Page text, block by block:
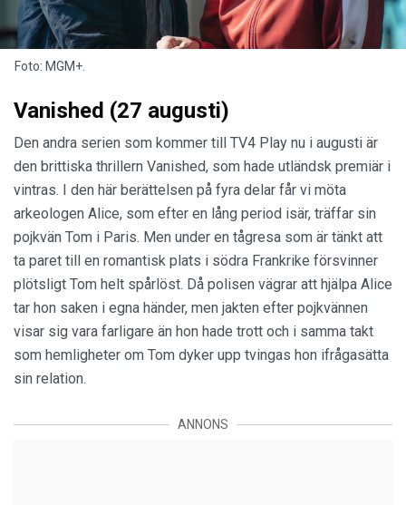
Foto: MGM+.
Vanished (27 augusti)
Den andra serien som kommer till TV4 Play nu i augusti är
den brittiska thrillern Vanished, som hade utländsk premiär i
vintras. I den här berättelsen på fyra delar får vi möta
arkeologen Alice, som efter en lång period isär, träffar sin
pojkvän Tom i Paris. Men under en tågresa som är tänkt att
ta paret till en romantisk plats i södra Frankrike försvinner
plötsligt Tom helt spårlöst. Då polisen vägrar att hjälpa Alice
tar hon saken i egna händer, men jakten efter pojkvännen
visar sig vara farligare än hon hade trott och i samma takt
som hemligheter om Tom dyker upp tvingas hon ifrågasätta
sin relation.
ANNONS